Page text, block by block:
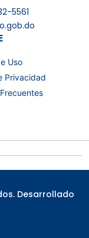
5561
Uso
Privacidad
Desarrollado